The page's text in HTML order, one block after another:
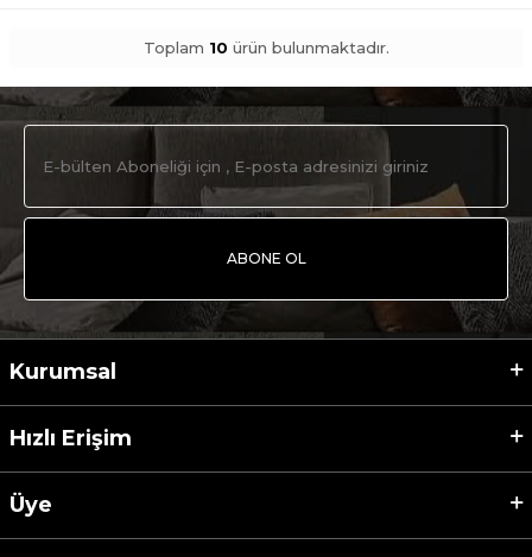
Toplam 10 ürün bulunmaktadır.
ABONE OL
Kurumsal
Hızlı Erişim
Üye